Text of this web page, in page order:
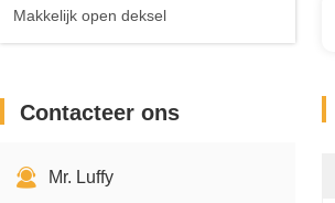
Makkelijk open deksel
Contacteer ons
Mr. Luffy